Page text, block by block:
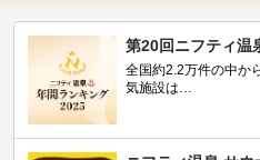
第20回ニフティ温
全国約2.2万件の中か
気施設は…